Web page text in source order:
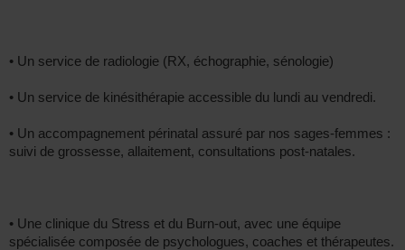
• Un service de radiologie (RX, échographie, sénologie)
• Un service de kinésithérapie accessible du lundi au vendredi.
• Un accompagnement périnatal assuré par nos sages-femmes :
suivi de grossesse, allaitement, consultations post-natales.
• Une clinique du Stress et du Burn-out, avec une équipe
spécialisée composée de psychologues, coaches et thérapeutes.